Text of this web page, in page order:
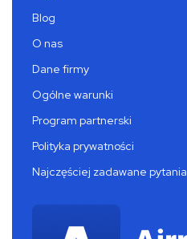
Blog
O nas
Dane firmy
Ogólne warunki
Program partnerski
Polityka prywatności
Najczęściej zadawane pytania